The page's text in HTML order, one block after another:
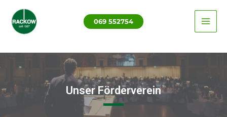
Inhalt
springen
069 552754
Unser Förderverein